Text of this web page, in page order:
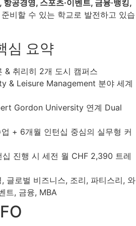
공경영, 스포츠·이벤트, 금융·뱅킹,
비할 수 있는 학교로 발전하고 있습
심 요약
& 취리히 2개 도시 캠퍼스
& Leisure Management 분야 세계
Gordon University 연계 Dual
+ 6개월 인턴십 중심의 실무형 커
십 진행 시 세전 월 CHF 2,390 트레
, 글로벌 비즈니스, 조리, 파티스리, 와
트, 금융, MBA